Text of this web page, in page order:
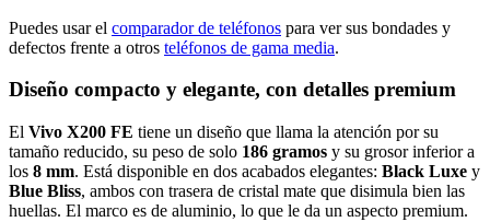
Puedes usar el comparador de teléfonos para ver sus bondades y
defectos frente a otros teléfonos de gama media.
Diseño compacto y elegante, con detalles premium
El Vivo X200 FE tiene un diseño que llama la atención por su
tamaño reducido, su peso de solo 186 gramos y su grosor inferior a
los 8 mm. Está disponible en dos acabados elegantes: Black Luxe y
Blue Bliss, ambos con trasera de cristal mate que disimula bien las
huellas. El marco es de aluminio, lo que le da un aspecto premium.